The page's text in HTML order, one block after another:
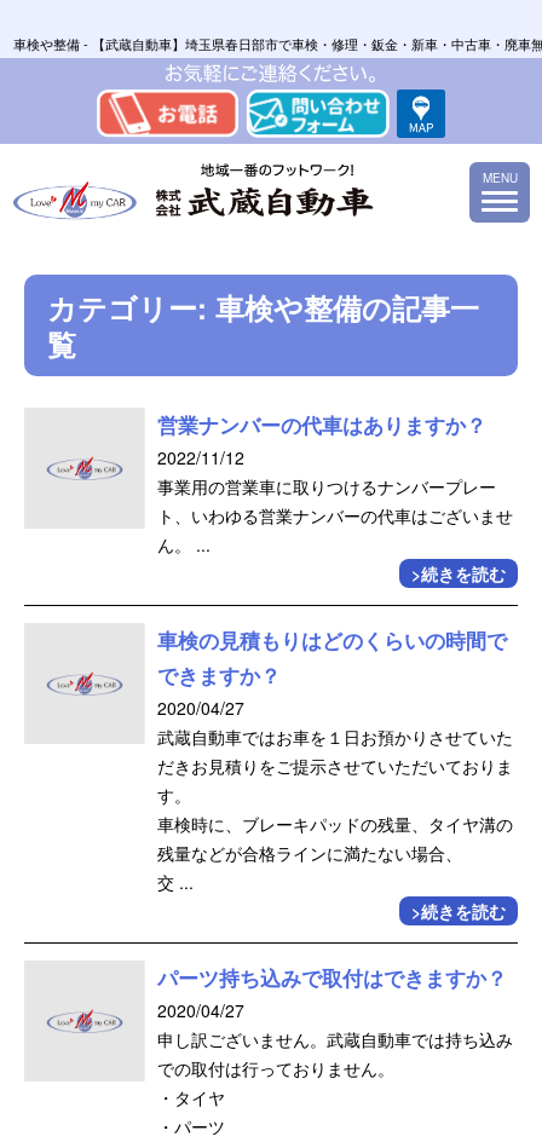
車検や整備 - 【武蔵自動車】埼玉県春日部市で車検・修理・鈑金・新車・中古車・廃車
MENU
カテゴリー:車検や整備の記事一
覧
営業ナンバーの代車はありますか？
2022/11/12
事業用の営業車に取りつけるナンバープレー
ト、いわゆる営業ナンバーの代車はございませ
ん。 ...
>続きを読む
車検の見積もりはどのくらいの時間で
できますか？
2020/04/27
武蔵自動車ではお車を１日お預かりさせていた
だきお見積りをご提示させていただいておりま
す。
車検時に、ブレーキパッドの残量、タイヤ溝の
残量などが合格ラインに満たない場合、
交 ...
>続きを読む
パーツ持ち込みで取付はできますか？
2020/04/27
申し訳ございません。武蔵自動車では持ち込み
での取付は行っておりません。
・タイヤ
・パーツ